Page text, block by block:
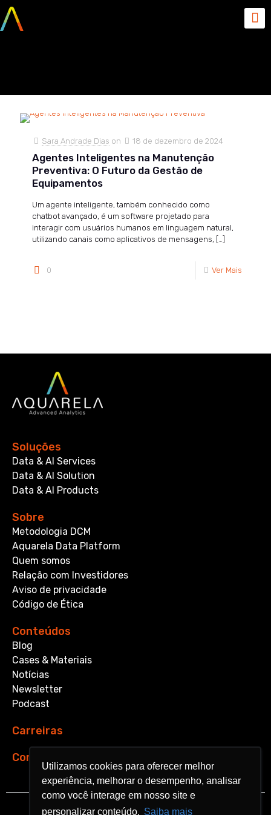
Utilizamos cookies para oferecer melhor
experiência, melhorar o desempenho, analisar
como você interage em nosso site e
personalizar conteúdo. Saiba mais
Utilizamos cookies para oferecer melhor
experiência, melhorar o desempenho, analisar
como você interage em nosso site e
personalizar conteúdo. Saiba mais
Sara Andrade Dias on 18 de dezembro de 2024
Agentes Inteligentes na Manutenção
Preventiva: O Futuro da Gestão de
Equipamentos
Um agente inteligente, também conhecido como
chatbot avançado, é um software projetado para
interagir com usuários humanos em linguagem natural,
utilizando canais como aplicativos de mensagens, […]
0 Ver Mais
Soluções
Data & AI Services
Data & AI Solution
Data & AI Products
Sobre
Metodologia DCM
Aquarela Data Platform
Quem somos
Relação com Investidores
Aviso de privacidade
Código de Ética
Conteúdos
Blog
Cases & Materiais
Notícias
Newsletter
Podcast
Carreiras
Contato